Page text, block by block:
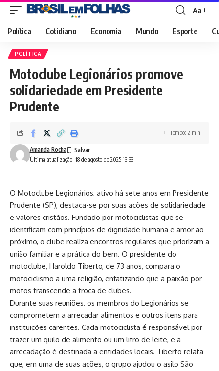
Font
Resizer
Aa
Política Cotidiano Economia Mundo Esporte
POLÍTICA
Motoclube Legionários promove
solidariedade em Presidente
Prudente
Última atualização: 18 de agosto de 2025 13:33
Amanda Rocha
Tempo: 2 min.
O Motoclube Legionários, ativo há sete anos em Presidente
Prudente (SP), destaca-se por suas ações de solidariedade
e valores cristãos. Fundado por motociclistas que se
identificam com princípios de dignidade humana e amor ao
próximo, o clube realiza encontros regulares que priorizam a
união familiar e a prática do bem. O presidente do
motoclube, Haroldo Tiberto, de 73 anos, compara o
motociclismo a uma religião, enfatizando que a paixão por
motos transcende a troca de clubes.
Durante suas reuniões, os membros do Legionários se
comprometem a arrecadar alimentos e outros itens para
instituições carentes. Cada motociclista é responsável por
trazer um quilo de alimento ou um litro de leite, e a
arrecadação é destinada a entidades locais. Tiberto relata
que, em uma de suas ações, o grupo ajudou o asilo São